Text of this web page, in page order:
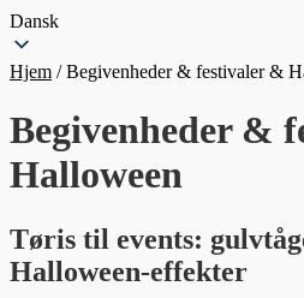
Dansk
Hjem /Begivenheder & festivaler &
Begivenheder &
Halloween
Tøris til events:
Halloween-effekter